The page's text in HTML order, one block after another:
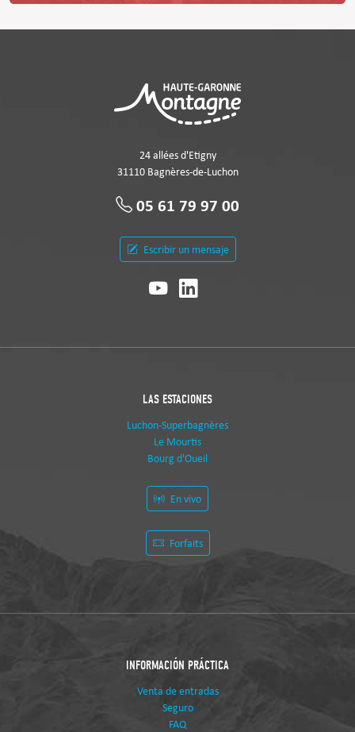
24 allées d'Etigny
31110 Bagnères-de-Luchon
05 61 79 97 00
Escribir un mensaje
LAS ESTACIONES
Luchon-Superbagnères
Le Mourtis
Bourg d'Oueil
En vivo
Forfaits
INFORMACIÓN PRÁCTICA
Venta de entradas
Seguro
FAQ